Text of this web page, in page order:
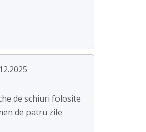
de schiuri folosite
de patru zile